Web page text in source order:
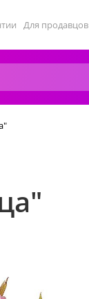
Для продавцов